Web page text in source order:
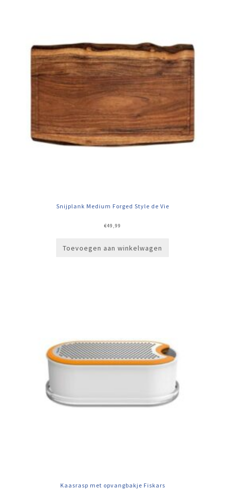
Snijplank Medium Forged Style de Vie
€49,99
Toevoegen aan winkelwagen
Kaasrasp met opvangbakje Fiskars